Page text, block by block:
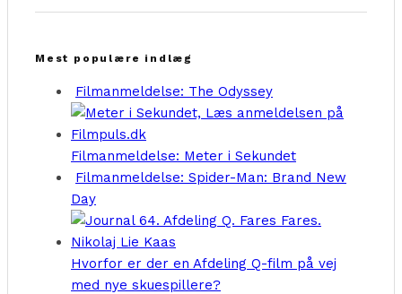
Mest populære indlæg
Filmanmeldelse: The Odyssey
Filmanmeldelse: Meter i Sekundet
Filmanmeldelse: Spider-Man: Brand New
Day
Hvorfor er der en Afdeling Q-film på vej
med nye skuespillere?